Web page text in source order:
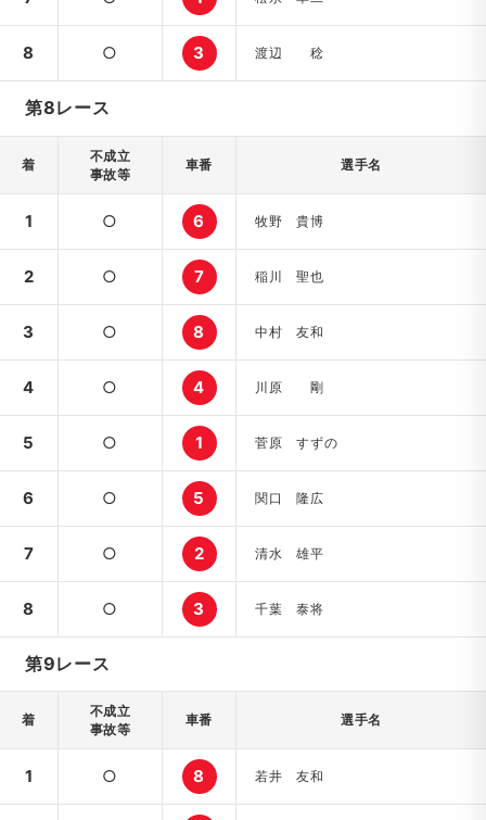
8 ○ 3 渡辺 稔
第8レース
着
不成立
事故等
車番 選手名
1 ○ 6 牧野 貴博
2 ○ 7 稲川 聖也
3 ○ 8 中村 友和
4 ○ 4 川原 剛
5 ○ 1 菅原 すずの
6 ○ 5 関口 隆広
7 ○ 2 清水 雄平
8 ○ 3 千葉 泰将
第9レース
着
不成立
事故等
車番 選手名
1 ○ 8 若井 友和